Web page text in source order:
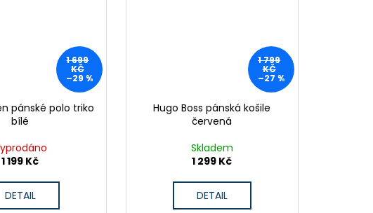
1 699
KČ
–29 %
pánské polo triko
bílé
1 199 Kč
DETAIL
1 799
KČ
–27 %
Hugo Boss pánská košile
červená
Skladem
1 299 Kč
DETAIL